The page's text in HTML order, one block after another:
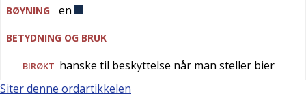
BØYNING en
BETYDNING OG BRUK
BIRØKT hanske til beskyttelse når man steller bier
Siter denne ordartikkelen